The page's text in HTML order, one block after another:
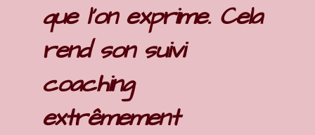
que l'on exprime. Cela
rend son suivi
coaching
extrêmement